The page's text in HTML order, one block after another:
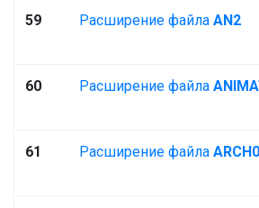
59 Расширение файла AN2
60 Расширение файла
61 Расширение файла